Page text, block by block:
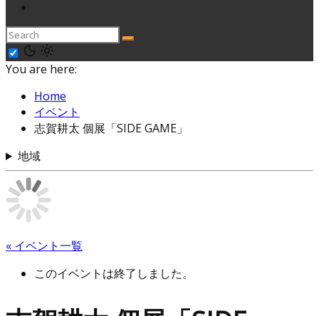
You are here:
Home
イベント
志賀耕太 個展「SIDE GAME」
地域
« イベント一覧
このイベントは終了しました。